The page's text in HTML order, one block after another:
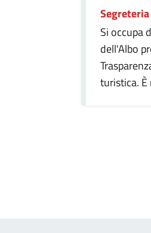
Si occupa
dell'Albo
turistica.